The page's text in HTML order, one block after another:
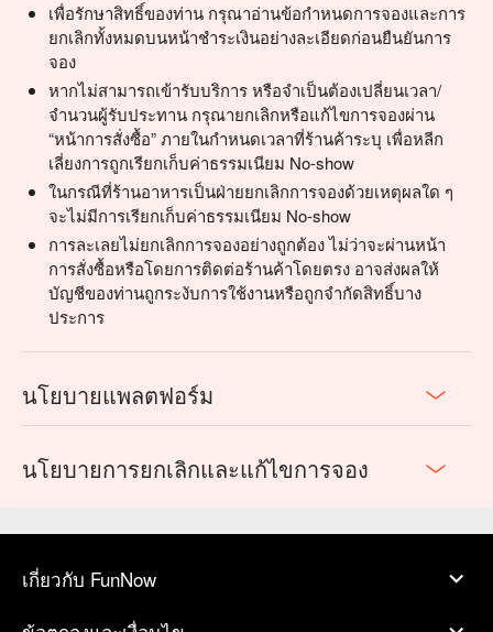
เพื่อรักษาสิทธิ์ของท่าน กรุณาอ่านข้อกำหนดการจองและการ
ยกเลิกทั้งหมดบนหน้าชำระเงินอย่างละเอียดก่อนยืนยันการ
จอง
หากไม่สามารถเข้ารับบริการ หรือจำเป็นต้องเปลี่ยนเวลา/
จำนวนผู้รับประทาน กรุณายกเลิกหรือแก้ไขการจองผ่าน
“หน้าการสั่งซื้อ” ภายในกำหนดเวลาที่ร้านค้าระบุ เพื่อหลีก
เลี่ยงการถูกเรียกเก็บค่าธรรมเนียม No-show
ในกรณีที่ร้านอาหารเป็นฝ่ายยกเลิกการจองด้วยเหตุผลใด ๆ
จะไม่มีการเรียกเก็บค่าธรรมเนียม No-show
การละเลยไม่ยกเลิกการจองอย่างถูกต้อง ไม่ว่าจะผ่านหน้า
การสั่งซื้อหรือโดยการติดต่อร้านค้าโดยตรง อาจส่งผลให้
บัญชีของท่านถูกระงับการใช้งานหรือถูกจำกัดสิทธิ์บาง
ประการ
นโยบายแพลตฟอร์ม
นโยบายการยกเลิกและแก้ไขการจอง
เกี่ยวกับ FunNow